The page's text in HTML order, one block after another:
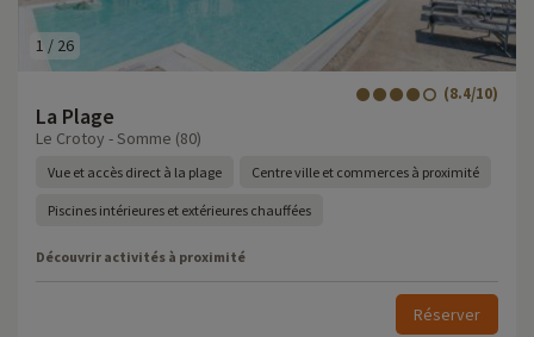
1 / 26
La Plage
(8.4/10)
Le Crotoy - Somme (80)
Vue et accès direct à la plage Centre ville et commerces à proximité
Piscines intérieures et extérieures chauffées
Découvrir activités à proximité
Réserver